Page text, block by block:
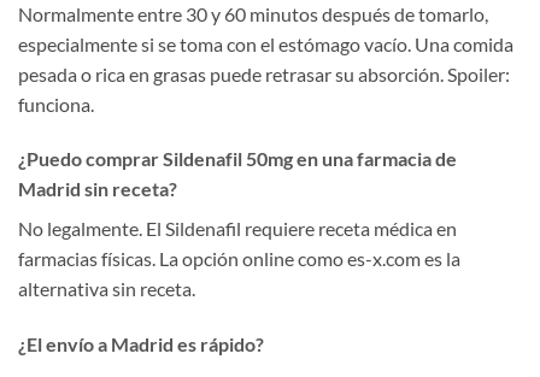
Normalmente entre 30 y 60 minutos después de tomarlo,
especialmente si se toma con el estómago vacío. Una comida
pesada o rica en grasas puede retrasar su absorción. Spoiler:
funciona.
¿Puedo comprar Sildenafil 50mg en una farmacia de
Madrid sin receta?
No legalmente. El Sildenafil requiere receta médica en
farmacias físicas. La opción online como es-x.com es la
alternativa sin receta.
¿El envío a Madrid es rápido?